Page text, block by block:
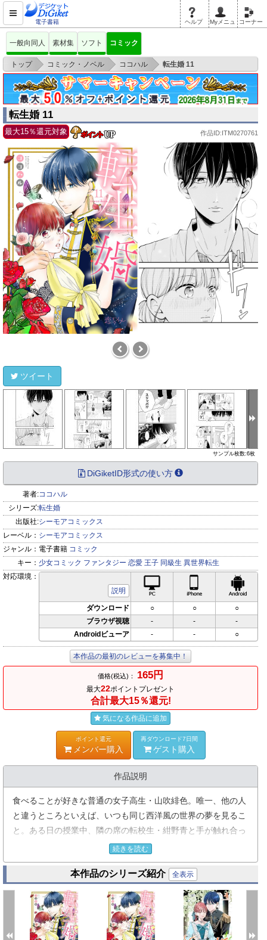
電子書籍 ヘルプ Myメニュ コーナー
一般向同人 素材集 ソフト コミック
トップ > コミック・ノベル > ココハル > 転生婚 11
転生婚 11
最大15％還元対象 作品ID:ITM0270761
ツイート
サンプル枚数:6枚
DiGiketID形式の使い方
著者:ココハル
シリーズ:転生婚
出版社:シーモアコミックス
レーベル： シーモアコミックス
ジャンル： 電子書籍 コミック
キー： 少女コミック ファンタジー 恋愛 王子 同級生 異世界転生
対応環境：
説明
iPhone対応
ダウンロード ○ ○
○
ブラウザ視聴
- -
-
Androidビューア
- - ○
本作品の最初のレビューを募集中！
価格(税込)： 165円
最大22ポイントプレゼント
合計最大15％還元!
気になる作品に追加
ポイント還元
メンバー購入
再ダウンロード7日間
ゲスト購入
作品説明
食べることが好きな普通の女子高生・山吹緋色。唯一、他の人
と違うところといえば、いつも同じ西洋風の世界の夢を見るこ
と。ある日の授業中、隣の席の転校生・紺野青と手が触れ合っ
夢でよく見る世界に転生してしまった！しかもその転校生と一
豪華なドレスを身に纏い、姫と呼ばれる自分と、第二皇子と呼
ばれる転校生。そんな彼といきなり婚礼式？そのまま初夜？ど
うなってるの──！？
クラスメイトだけどほぼ初めましての二人が一緒に転生！そし
続きを読む
本作品のシリーズ紹介 全表示